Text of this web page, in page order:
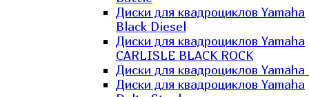
Диски для квадроциклов Yamaha
Black Diesel
Диски для квадроциклов Yamaha
CARLISLE BLACK ROCK
Диски для квадроциклов Yamaha
Диски для квадроциклов Yamaha